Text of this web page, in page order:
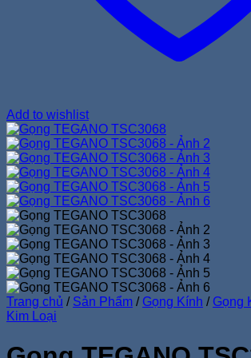
Add to wishlist
Trang chủ / Sản Phẩm / Gọng Kính / Gọng
Kim Loại